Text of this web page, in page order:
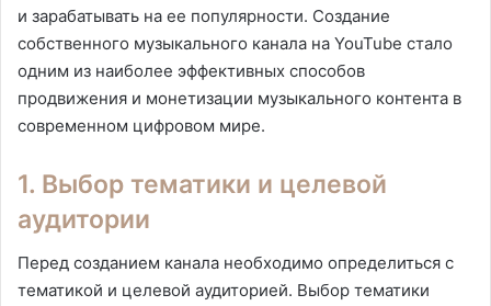
и зарабатывать на ее популярности. Создание
собственного музыкального канала на YouTube стало
одним из наиболее эффективных способов
продвижения и монетизации музыкального контента в
современном цифровом мире.
1. Выбор тематики и целевой
аудитории
Перед созданием канала необходимо определиться с
тематикой и целевой аудиторией. Выбор тематики